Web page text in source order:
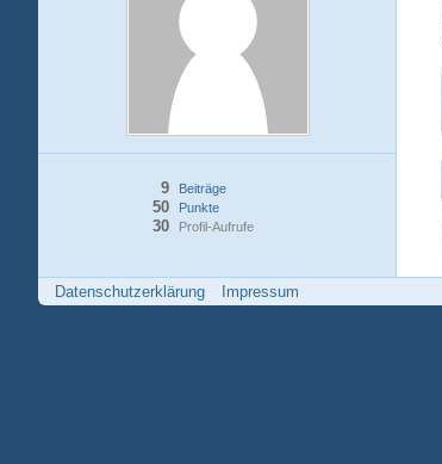
Beiträge
9
Punkte
50
Profil-Aufrufe
30
Datenschutzerklärung Impressum